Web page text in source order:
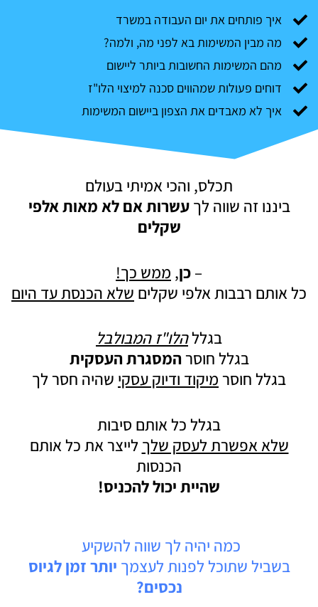
איך פותחים את יום העבודה במשרד
מה מבין המשימות בא לפני מה, ולמה?
מהם המשימות החשובות ביותר ליישום
דוחים פעולות שמהווים סכנה למיצוי הלו"ז
איך לא מאבדים את הצפון ביישום המשימות
תכלס, והכי אמיתי בעולם
ביננו זה שווה לךעשרות אם לא מאות אלפי
שקלים
– כן, ממש כך!
כל אותם רבבות אלפי שקלים שלא הכנסת עד היום
בגללהלו"ז המבולבל
בגלל חוסרהמסגרת העסקית
בגלל חוסר מיקוד ודיוק עסקי שהיה חסר לך
בגלל כל אותם סיבות
שלא אפשרת לעסק שלך לייצר את כל אותם
הכנסות
שהיית יכול להכניס!
כמה יהיה לך שווה להשקיע
בשביל שתוכל לפנות לעצמך יותר זמן לגיוס
נכסים?